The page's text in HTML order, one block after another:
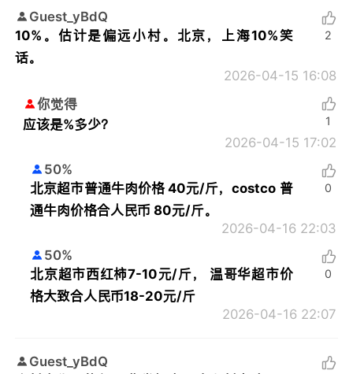
Guest_yBdQ
10%。估计是偏远小村。北京，上海10%笑
话。
2026-04-15 16:08
2
你觉得
应该是%多少？
2026-04-15 17:02
1
50%
北京超市普通牛肉价格 40元/斤，costco 普
通牛肉价格合人民币 80元/斤。
2026-04-16 22:03
0
50%
北京超市西红柿7-10元/斤， 温哥华超市价
格大致合人民币18-20元/斤
2026-04-16 22:07
0
Guest_yBdQ